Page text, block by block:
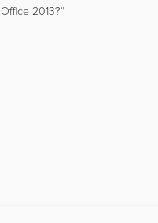
2013?“